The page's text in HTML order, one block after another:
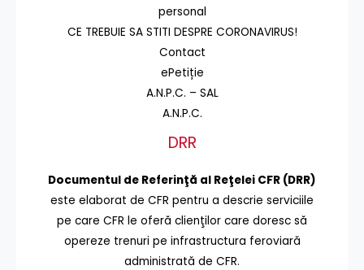
personal
CE TREBUIE SA STITI DESPRE CORONAVIRUS!
Contact
ePetiție
A.N.P.C. – SAL
A.N.P.C.
DRR
Documentul de Referinţă al Reţelei CFR (DRR)
este elaborat de CFR pentru a descrie serviciile
pe care CFR le oferă clienţilor care doresc să
opereze trenuri pe infrastructura feroviară
administrată de CFR.